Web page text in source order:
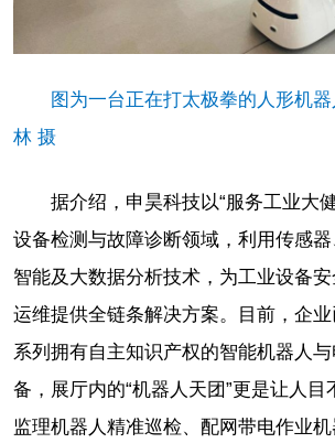
图为一台正在打太极拳的人形机
林 摄
据介绍，申昊科技以“服务工业大
设备检测与故障诊断领域，利用传感
智能及大数据分析技术，为工业设备
运维提供全链条解决方案。目前，企
系列拥有自主知识产权的智能机器人
备，展厅内的“机器人天团”更是让人
监理机器人精准巡检、配网带电作业机